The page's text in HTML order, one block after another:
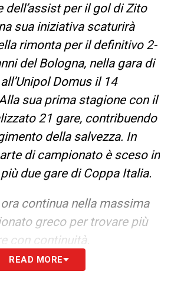
dell’assist per il gol di Zito
sua iniziativa scaturirà
rimonta per il definitivo 2-
del Bologna, nella gara di
Domus il 14
sua prima stagione con il
21 gare, contribuendo
della salvezza. In
di campionato è sceso in
due gare di Coppa Italia.
continua nella massima
greco per trovare più
con continuità.
di stagione, Mateusz
READ MORE